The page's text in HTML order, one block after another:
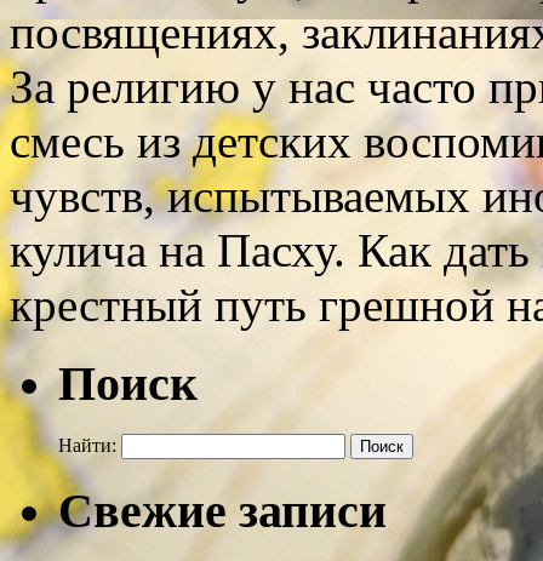
посвящениях,
За религию у нас часто
смесь из детских
чувств, испытываемых
кулича на Пасху. Как
крестный путь грешной
Поиск
Найти:
Свежие записи